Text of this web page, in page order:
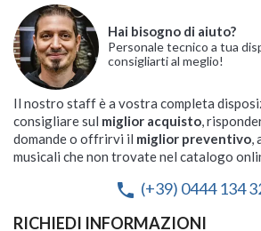
Hai bisogno di aiuto?
Personale tecnico a tua
consigliarti al meglio!
Il nostro staff è a vostra completa
consigliare sul miglior acquisto,
domande o offrirvi il miglior preventivo,
musicali che non trovate nel catalogo
phone (+39) 0444 134
RICHIEDI INFORMAZIONI